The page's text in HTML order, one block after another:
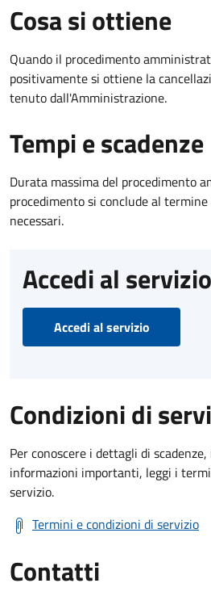
Cosa si ottiene
Quando il procedimento
positivamente si ottiene la
tenuto dall'Amministrazione.
Tempi e scadenze
Durata massima del procedimento
procedimento si conclude al
necessari.
Accedi al servizio
Accedi al servizio
Condizioni di
Per conoscere i dettagli di
informazioni importanti, leggi i
servizio.
Termini e condizioni di servizio
Contatti